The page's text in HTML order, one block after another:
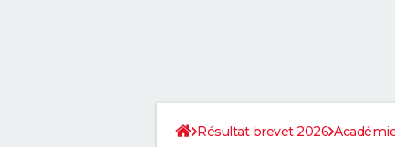
Résultat brevet 2026